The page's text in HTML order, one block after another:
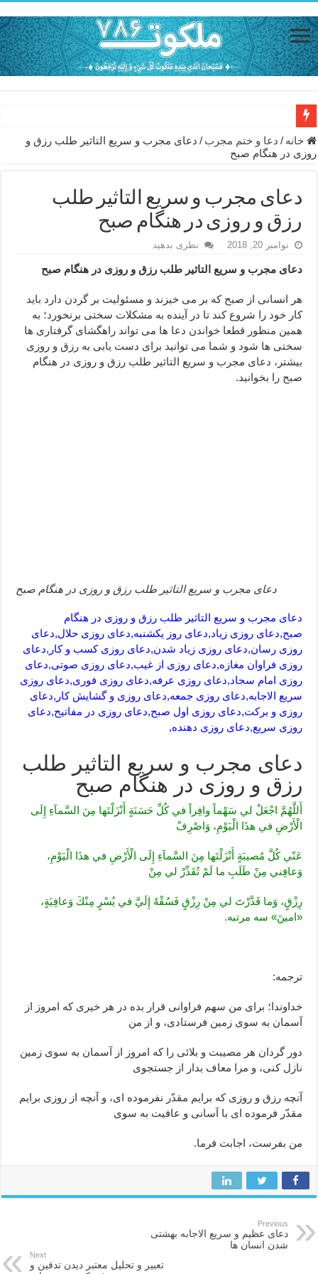
حاجت روایی با ذکر صلوات خاصه امام رضا (ع) – دعای شفای بیمار از
دعای حفظ جان خانواده از بلا در سفر – دعای دفع بلا در قرآن
دعای مجرب برای رفع گرفتاری – ذکر قوی برای جلوگیری از اندوه و
دعا برای عاشق شدن طرف مقابل – عاشق کردن طرف مقابل از راه
دعای حفظ جان عزیزان از بلا در سفر – دعا برای رفع حوادث بد روزانه
دعای قوی برای حاجات دنیا و آخرت – حاجت روایی و رفع مشکلات
ختم سوره تکاثر برای جذب ثروت – خواص و برکات سوره تکاثر
دعا قدرت و توانمندی – دعا برای افزایش انرژی بدن و قدرت بازو
خانه / دعا و ختم مجرب / دعای مجرب و سریع التاثیر طلب رزق و
روزی در هنگام صبح
دعای مجرب و سریع التاثیر طلب
رزق و روزی در هنگام صبح
نوامبر 20, 2018 نظری بدهید
دعای مجرب و سریع التاثیر طلب رزق و روزی در هنگام صبح
هر انسانی از صبح که بر می خیزند و مسئولیت بر گردن دارد باید
کار خود را شروع کند تا در آینده به مشکلات سختی برنخورد؛ به
همین منظور قطعا خواندن دعا ها می تواند راهگشای گرفتاری ها
سختی ها شود و شما می توانید برای دست یابی به رزق و روزی
بیشتر، دعای مجرب و سریع التاثیر طلب رزق و روزی در هنگام
صبح را بخوانید.
دعای مجرب و سریع التاثیر طلب رزق و روزی در هنگام صبح
دعای مجرب و سریع التاثیر طلب رزق و روزی در هنگام
صبح,دعای روزی زیاد,دعای روز یکشنبه,دعای روزی حلال,دعای
روزی رسان,دعای روزی زیاد شدن,دعای روزی کسب و کار,دعای
روزی فراوان مغازه,دعای روزی از غیب,دعای روزی صوتی,دعای
روزی امام سجاد,دعای روزی عرفه,دعای روزی فوری,دعای روزی
سریع الاجابه,دعای روزی جمعه,دعای روزی و گشایش کار,دعای
روزی و برکت,دعای روزی اول صبح,دعای روزی در مفاتیح,دعای
روزی سریع,دعای روزی دهنده,
دعای مجرب و سریع التاثیر طلب
رزق و روزی در هنگام صبح
أَللَّهُمَّ اجْعَلْ لي سَهْماً وافِراً في كُلِّ حَسَنَةٍ أَنْزَلْتَها مِنَ السَّمآءِ إِلَى
‏الْأَرْضِ في هذَا الْيَوْمِ، وَاصْرِفْ
عَنّي كُلَّ مُصيبَةٍ أَنْزَلْتَها مِنَ السَّمآءِ إِلَى ‏الْأَرْضِ في هذَا الْيَوْمِ،
وَعافِني مِنْ طَلَبِ ما لَمْ تُقَدِّرْ لي مِنْ
رِزْقٍ، وَما قَدَّرْتَ لي مِنْ رِزْقٍ فَسُقْهُ إِلَيَّ في يُسْرٍ مِنْكَ وَعافِيَةٍ،
«امينَ» سه مرتبه.
ترجمه:
خداوندا؛ براى من سهم فراوانى قرار بده در هر خيرى كه امروز از
آسمان به سوى زمين فرستادى، و از من
دور گردان هر مصيبت و بلائى را كه امروز از آسمان به سوى زمين
نازل كنى، و مرا معاف بدار از جستجوى
آنچه رزق و روزى كه برايم مقدّر نفرموده ‏اى، و آنچه از روزى برايم
مقدّر فرموده ‏اى با آسانى و عافيت به سوى
من بفرست، اجابت فرما.
Previous
دعای عظیم و سریع الاجابه بهشتی
شدن انسان ها
Next
تعبیر و تحلیل معتبر دیدن تدفین و